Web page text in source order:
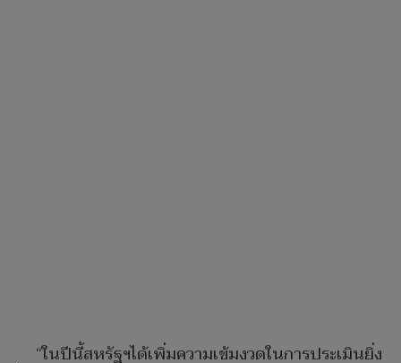
“ในปีนี้สหรัฐฯได้เพิ่มความเข้มงวดในการประเมินยิ่ง